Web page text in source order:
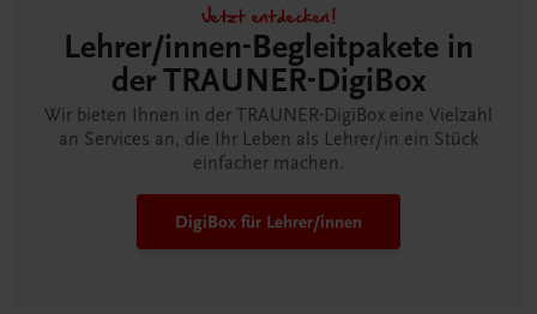
Jetzt entdecken!
Lehrer/innen-Begleitpakete in
der TRAUNER-DigiBox
Wir bieten Ihnen in der TRAUNER-DigiBox eine Vielzahl
an Services an, die Ihr Leben als Lehrer/in ein Stück
einfacher machen.
DigiBox für Lehrer/innen